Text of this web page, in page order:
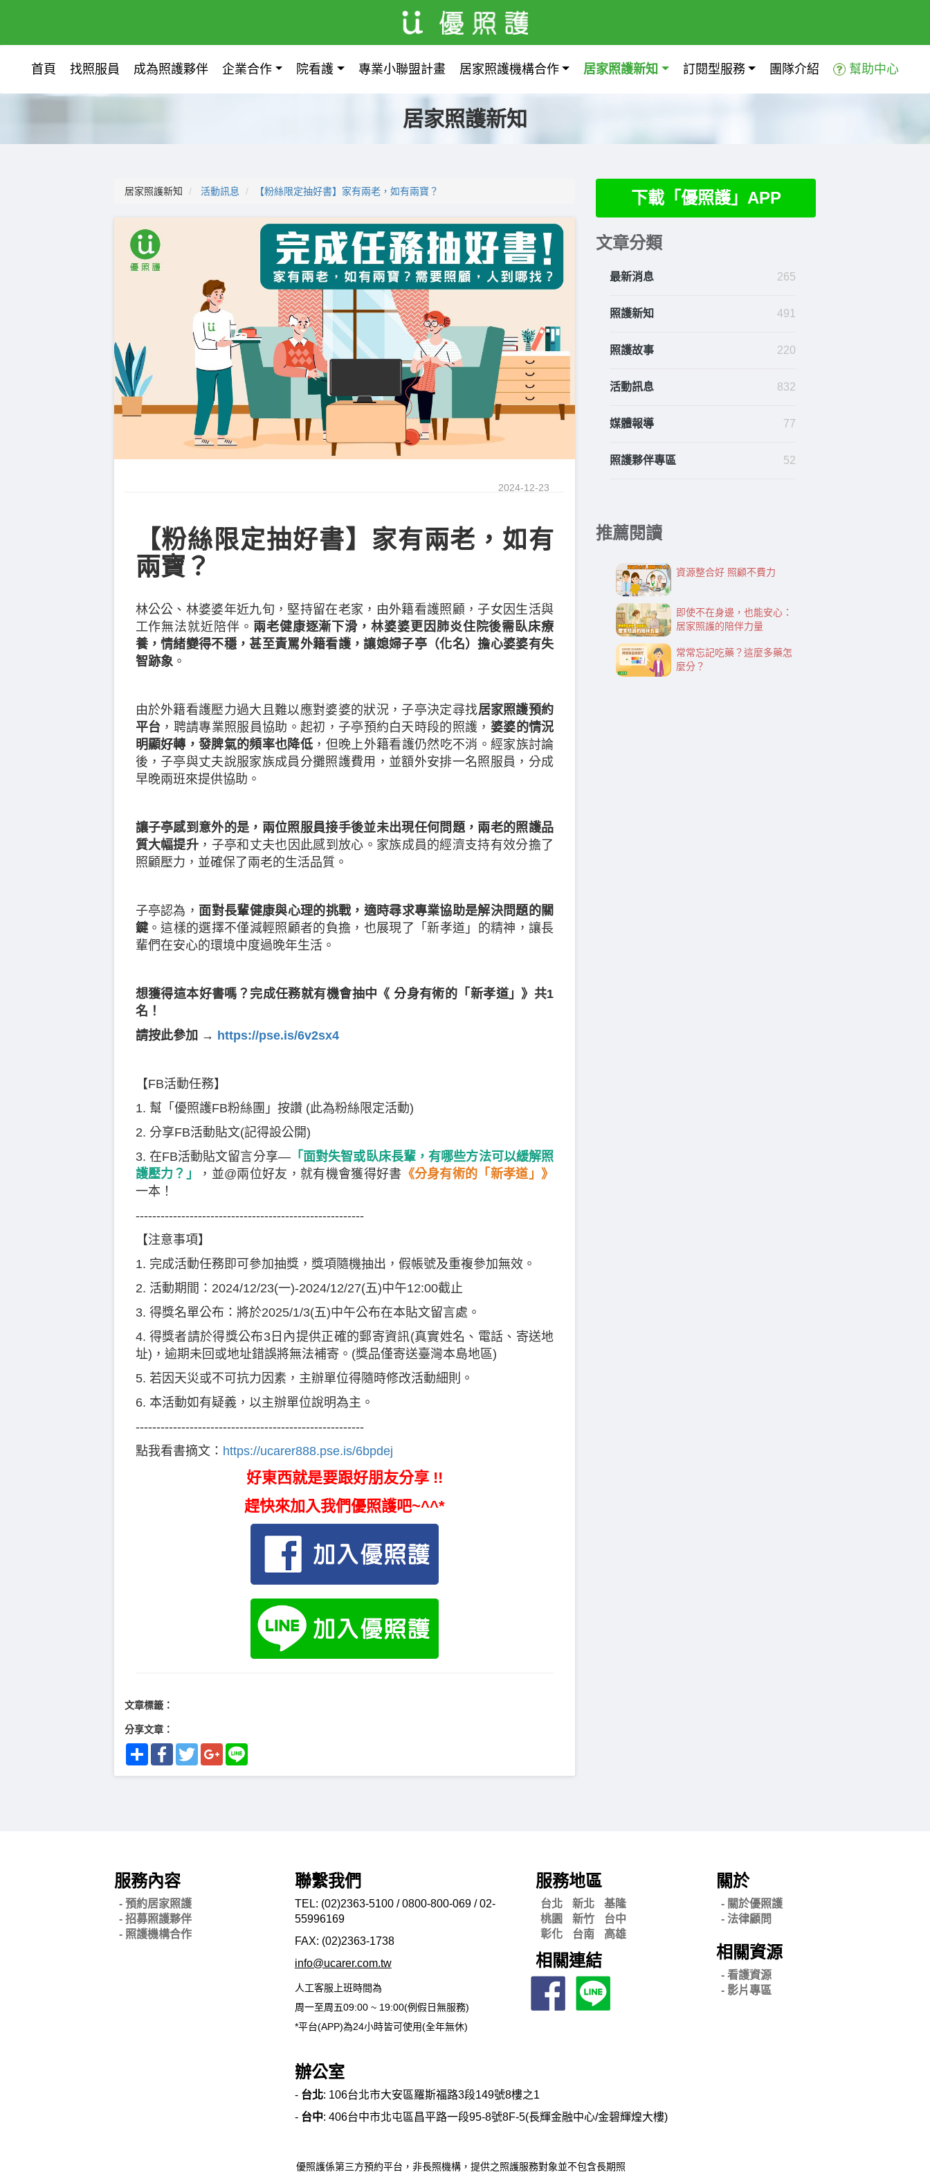
首頁 找照服員 成為照護夥伴 企業合作 院看護 專業小聯盟計畫 居家照護機構合作 居家照護新知 訂閱型服務 團隊介紹 幫助中心
居家照護新知
居家照護新知 活動訊息 【粉絲限定抽好書】家有兩老，如有兩寶？
2024-12-23
【粉絲限定抽好書】家有兩老，如有
兩寶？
林公公、林婆婆年近九旬，堅持留在老家，由外籍看護照顧，子女因生活與
工作無法就近陪伴。 兩老健康逐漸下滑，林婆婆更因肺炎住院後需臥床療
養，情緒變得不穩，甚至責罵外籍看護，讓媳婦子亭（化名）擔心婆婆有失
智跡象 。
由於外籍看護壓力過大且難以應對婆婆的狀況，子亭決定尋找居家照護預約
平台 ，聘請專業照服員協助。起初，子亭預約白天時段的照護， 婆婆的情況
明顯好轉，發脾氣的頻率也降低 ，但晚上外籍看護仍然吃不消。經家族討論
後，子亭與丈夫說服家族成員分攤照護費用，並額外安排一名照服員，分成
早晚兩班來提供協助。
讓子亭感到意外的是，兩位照服員接手後並未出現任何問題，兩老的照護品
質大幅提升 ，子亭和丈夫也因此感到放心。家族成員的經濟支持有效分擔了
照顧壓力，並確保了兩老的生活品質。
子亭認為， 面對長輩健康與心理的挑戰，適時尋求專業協助是解決問題的關
鍵。這樣的選擇不僅減輕照顧者的負擔，也展現了「新孝道」的精神，讓長
輩們在安心的環境中度過晚年生活。
想獲得這本好書嗎？完成任務就有機會抽中《 分身有術的「新孝道」》共1
名！
請按此參加 → https://pse.is/6v2sx4
【FB活動任務】
1. 幫「優照護FB粉絲團」按讚 (此為粉絲限定活動)
2. 分享FB活動貼文(記得設公開)
3. 在FB活動貼文留言分享—「面對失智或臥床長輩，有哪些方法可以緩解照
護壓力？」
，並@兩位好友，就有機會獲得好書 《分身有術的「新孝道」》
一本！
-------------------------------------------------------
【注意事項】
1. 完成活動任務即可參加抽獎，獎項隨機抽出，假帳號及重複參加無效。
2. 活動期間：2024/12/23(一)-2024/12/27(五)中午12:00截止
3. 得獎名單公布：將於2025/1/3(五)中午公布在本貼文留言處。
4. 得獎者請於得獎公布3日內提供正確的郵寄資訊(真實姓名、電話、寄送地
址)，逾期未回或地址錯誤將無法補寄。(獎品僅寄送臺灣本島地區)
5. 若因天災或不可抗力因素，主辦單位得隨時修改活動細則。
6. 本活動如有疑義，以主辦單位說明為主。
-------------------------------------------------------
點我看書摘文： https://ucarer888.pse.is/6bpdej
好東西就是要跟好朋友分享 !!
趕快來加入我們優照護吧~^^*
文章標籤：
分享文章：
ShareFacebookTwitterGoogle+Line
下載「優照護」APP
文章分類
最新消息 265
照護新知 491
照護故事 220
活動訊息 832
媒體報導 77
照護夥伴專區 52
推薦閱讀
資源整合好 照顧不費力
即使不在身邊，也能安心：
居家照護的陪伴力量
常常忘記吃藥？這麼多藥怎
麼分？
服務內容
- 預約居家照護
- 招募照護夥伴
- 照護機構合作
聯繫我們
TEL: (02)2363-5100 / 0800-800-069 / 02-
55996169
FAX: (02)2363-1738
info@ucarer.com.tw
人工客服上班時間為
周一至周五09:00 ~ 19:00(例假日無服務)
*平台(APP)為24小時皆可使用(全年無休)
服務地區
台北 新北
基隆
桃園
新竹
台中
彰化
台南 高雄
相關連結
關於
- 關於優照護
-法律顧問
相關資源
- 看護資源
- 影片專區
辦公室
- 台北: 106台北市大安區羅斯福路3段149號8樓之1
- 台中: 406台中市北屯區昌平路一段95-8號8F-5(長輝金融中心/金碧輝煌大樓)
優照護係第三方預約平台，非長照機構，提供之照護服務對象並不包含長期照